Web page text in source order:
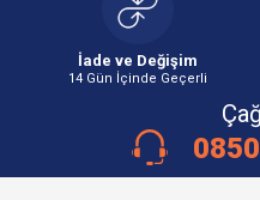
İade ve Değişim
14 Gün İçinde Geçerli